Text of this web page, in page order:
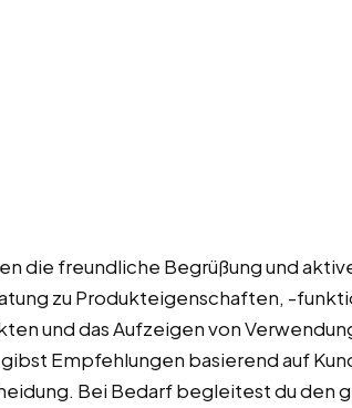
die freundliche Begrüßung und
zu Produkteigenschaften, -
und das Aufzeigen von
Empfehlungen basierend auf
Bei Bedarf begleitest du den